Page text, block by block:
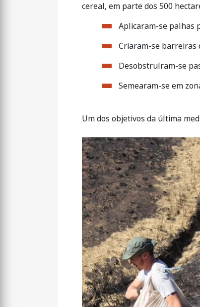
cereal, em parte dos 500
Aplicaram-se palhas
Criaram-se barreiras
Desobstruíram-se
Semearam-se em
Um dos objetivos da última